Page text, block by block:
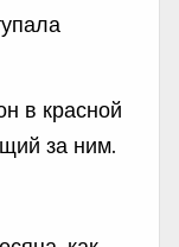
в красной
за ним.